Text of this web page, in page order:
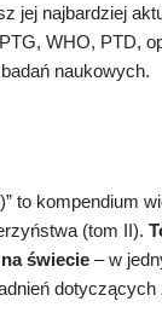
jej najbardziej
WHO, PTD,
naukowych.
to kompendium
(tom II).
świecie – w